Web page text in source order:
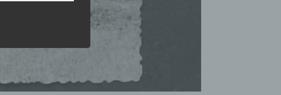
solche
Organisation,
oder
die Verwendung,